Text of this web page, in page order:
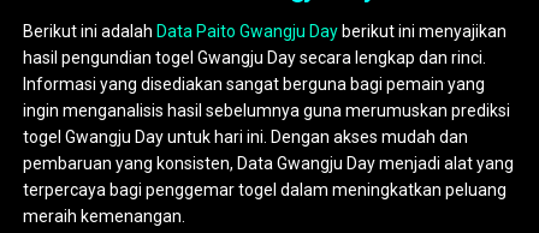
Berikut ini adalah Data Paito Gwangju Day berikut ini menyajikan
hasil pengundian togel Gwangju Day secara lengkap dan rinci.
Informasi yang disediakan sangat berguna bagi pemain yang
ingin menganalisis hasil sebelumnya guna merumuskan prediksi
togel Gwangju Day untuk hari ini. Dengan akses mudah dan
pembaruan yang konsisten, Data Gwangju Day menjadi alat yang
terpercaya bagi penggemar togel dalam meningkatkan peluang
meraih kemenangan.